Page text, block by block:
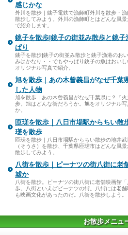
感じかな
外川を散歩｜銚子電鉄で漁師町外川を散歩・
散歩してみよう。外川の漁師町とはどんな風
で紹介します。
銚子を散歩|銚子の街並み散歩と銚
ぱり
銚子を散歩|銚子の街並み散歩と銚子漁港のお
みはかなり・・でもやっぱり銚子の魚はおい
オリジナル写真で紹介。
旭を散歩｜あの木曾義昌がなぜ千葉
した人物
旭を散歩｜あの木曾義昌がなぜ千葉県に？『
歩。旭はどんな街だろうか。旭をオリジナル
か。
匝瑳を散歩｜八日市場駅からちい散
瑳を散歩
匝瑳を散歩｜八日市場駅からちい散歩の地井
（そうさ）を散歩、千葉県匝瑳市はどんな風
散歩してみよう。
八街を散歩｜ピーナツの街八街に老
墟か
八街を散歩。ピーナツの街八街に老舗映画館
歩。八街といえばピーナツの街。八街には老
も映画文化があったのだ。八街を散歩しよう。
お散歩メニュ